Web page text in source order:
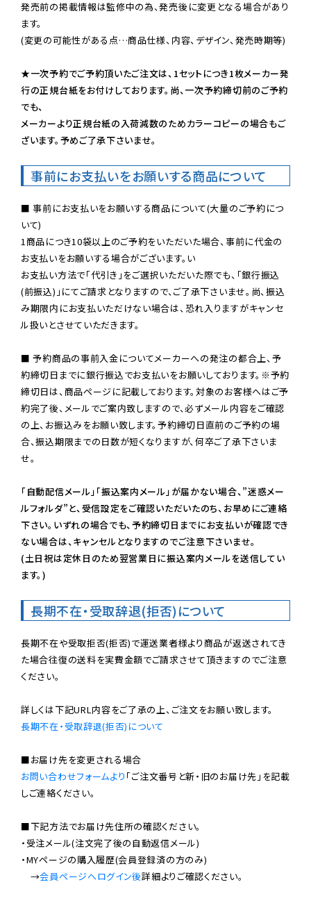
発売前の掲載情報は監修中の為、発売後に変更となる場合があり
ます。
(変更の可能性がある点…商品仕様、内容、デザイン、発売時期等)
★一次予約でご予約頂いたご注文は、1セットにつき1枚メーカー発
行の正規台紙をお付けしております。尚、一次予約締切前のご予約
でも、
メーカーより正規台紙の入荷減数のためカラーコピーの場合もご
ざいます。予めご了承下さいませ。
事前にお支払いをお願いする商品について
■ 事前にお支払いをお願いする商品について(大量のご予約につ
いて)
1商品につき10袋以上のご予約をいただいた場合、事前に代金の
お支払いをお願いする場合がございます。い
お支払い方法で「代引き」をご選択いただいた際でも、「銀行振込
(前振込)」にてご請求となりますので、ご了承下さいませ。尚、振込
み期限内にお支払いただけない場合は、恐れ入りますがキャンセ
ル扱いとさせていただきます。
■ 予約商品の事前入金についてメーカーへの発注の都合上、予
約締切日までに銀行振込でお支払いをお願いしております。※予約
締切日は、商品ページに記載しております。対象のお客様へはご予
約完了後、メールでご案内致しますので、必ずメール内容をご確認
の上、お振込みをお願い致します。予約締切日直前のご予約の場
合、振込期限までの日数が短くなりますが、何卒ご了承下さいま
せ。
「自動配信メール」「振込案内メール」が届かない場合、”迷惑メー
ルフォルダ”と、受信設定をご確認いただいたのち、お早めにご連絡
下さい。いずれの場合でも、予約締切日までにお支払いが確認でき
ない場合は、キャンセルとなりますのでご注意下さいませ。
(土日祝は定休日のため翌営業日に振込案内メールを送信してい
ます。)
長期不在・受取辞退(拒否)について
長期不在や受取拒否(拒否)で運送業者様より商品が返送されてき
た場合往復の送料を実費金額でご請求させて頂きますのでご注意
ください。
長期不在・受取辞退(拒否)について
お問い合わせフォームより 「ご注文番号と新・旧のお届け先」を記載
しご連絡ください。
■下記方法でお届け先住所の確認ください。
・受注メール(注文完了後の自動返信メール)
・MYページの購入履歴(会員登録済の方のみ)
→会員ページへログイン後